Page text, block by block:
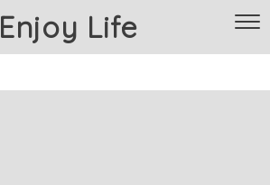
Enjoy Life